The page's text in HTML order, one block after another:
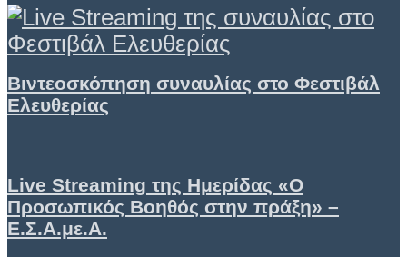
Βιντεοσκόπηση συναυλίας στο Φεστιβάλ
Ελευθερίας
Live Streaming της Ημερίδας «Ο
Προσωπικός Βοηθός στην πράξη» –
Ε.Σ.Α.με.Α.